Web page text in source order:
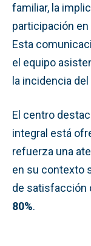
familiar, la
participación
Esta
el equipo
la incidencia
El centro
integral está
refuerza una
en su contexto
de satisfacción
80%.